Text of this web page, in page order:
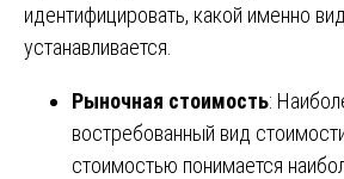
идентифицировать, какой именно
устанавливается.
Рыночная стоимость:
востребованный вид
стоимостью понимается